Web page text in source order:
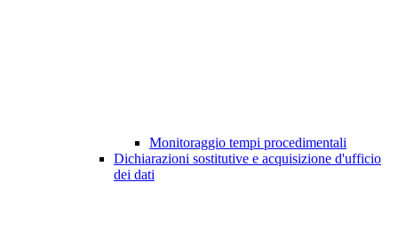
Monitoraggio tempi procedimentali
Dichiarazioni sostitutive e acquisizione d'ufficio
dei dati